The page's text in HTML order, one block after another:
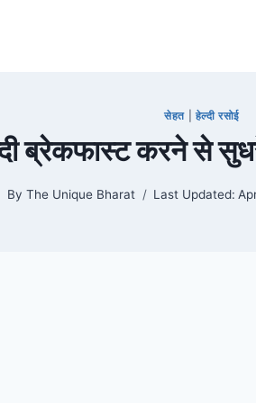
सेहत| हेल्दी रसोई
ब्रेकफास्ट करने से
By The Unique Bharat Last Updated: